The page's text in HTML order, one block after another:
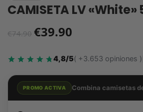
CAMISETA LV «White»
€74.90 €39.90
4,8/5( +3.653 opiniones )
PROMO ACTIVA Combina camisetas